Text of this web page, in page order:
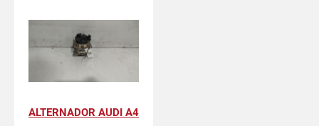
ALTERNADOR AUDI A4